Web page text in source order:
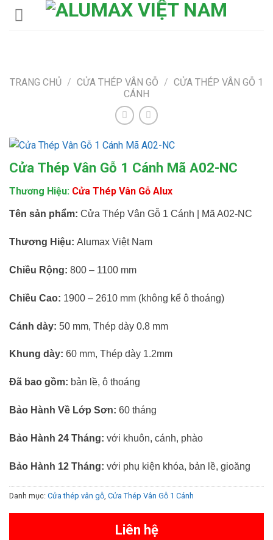
Skip
TRANG CHỦ / CỬA THÉP VÂN GỖ / CỬA THÉP VÂN GỖ 1
CÁNH
Cửa Thép Vân Gỗ 1 Cánh Mã A02-NC
Thương Hiệu: Cửa Thép Vân Gỗ Alux
Tên sản phẩm: Cửa Thép Vân Gỗ 1 Cánh | Mã A02-NC
Thương Hiệu: Alumax Việt Nam
Chiều Rộng: 800 – 1100 mm
Chiều Cao: 1900 – 2610 mm (không kể ô thoáng)
Cánh dày: 50 mm, Thép dày 0.8 mm
Khung dày: 60 mm, Thép dày 1.2mm
Đã bao gồm: bản lề, ô thoáng
Bảo Hành Về Lớp Sơn: 60 tháng
Bảo Hành 24 Tháng: với khuôn, cánh, phào
Bảo Hành 12 Tháng: với phụ kiện khóa, bản lề, gioăng
Danh mục: Cửa thép vân gỗ, Cửa Thép Vân Gỗ 1 Cánh
Liên hệ